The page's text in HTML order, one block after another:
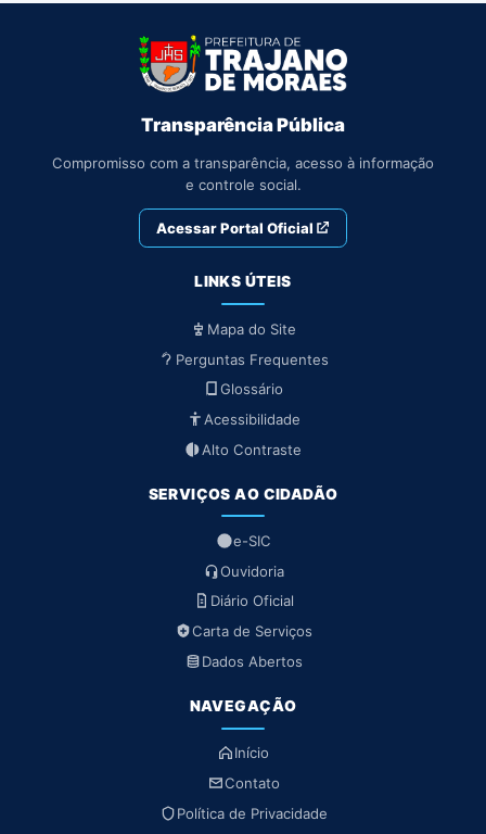
Transparência Pública
Compromisso com a transparência, acesso à informação
e controle social.
Acessar Portal Oficial
LINKS ÚTEIS
Mapa do Site
Perguntas Frequentes
Glossário
Acessibilidade
Alto Contraste
SERVIÇOS AO CIDADÃO
e-SIC
Ouvidoria
Diário Oficial
Carta de Serviços
Dados Abertos
NAVEGAÇÃO
Início
Contato
Política de Privacidade